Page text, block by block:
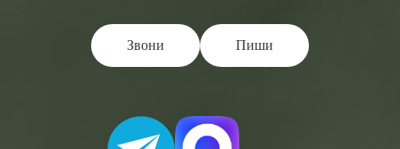
Звони Пиши